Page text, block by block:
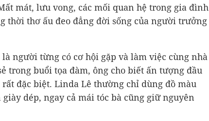
mát, lưu vong, các mối quan hệ trong gia đình
thời thơ ấu đeo đẳng đời sống của người trưởng
là người từng có cơ hội gặp và làm việc cùng nhà
trong buổi tọa đàm, ông cho biết ấn tượng đầu
đặc biệt. Linda Lê thường chỉ dùng đồ màu
dép, ngay cả mái tóc bà cũng giữ nguyên